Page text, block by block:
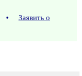
•
Заявить о